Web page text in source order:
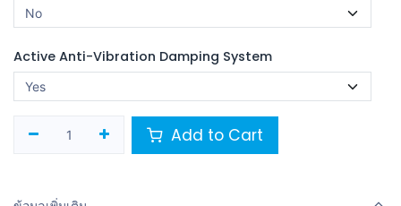
Active Anti-Vibration Damping System
Add to Cart